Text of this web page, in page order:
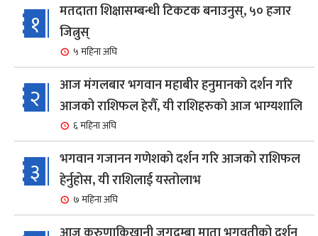
१
मतदाता शिक्षासम्बन्धी टिकटक बनाउनुस्, ५० हजार
जित्नुस्
५ महिना अघि
२
आज मंगलबार भगवान महाबीर हनुमानको दर्शन गरि
आजको राशिफल हेरौँ, यी राशिहरुको आज भाग्यशालि
६ महिना अघि
३
भगवान गजानन गणेशको दर्शन गरि आजको राशिफल
हेर्नुहोस, यी राशिलाई यस्तोलाभ
७ महिना अघि